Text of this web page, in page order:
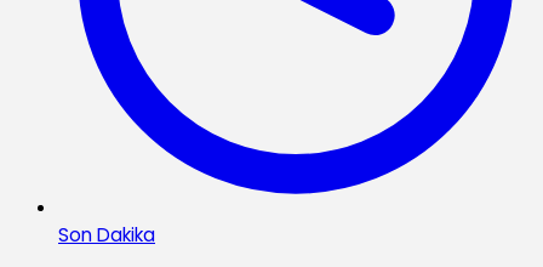
Son Dakika